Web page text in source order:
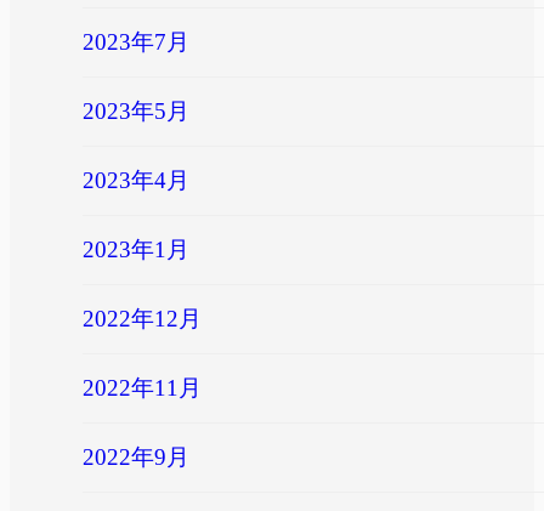
2023年7月
2023年5月
2023年4月
2023年1月
2022年12月
2022年11月
2022年9月